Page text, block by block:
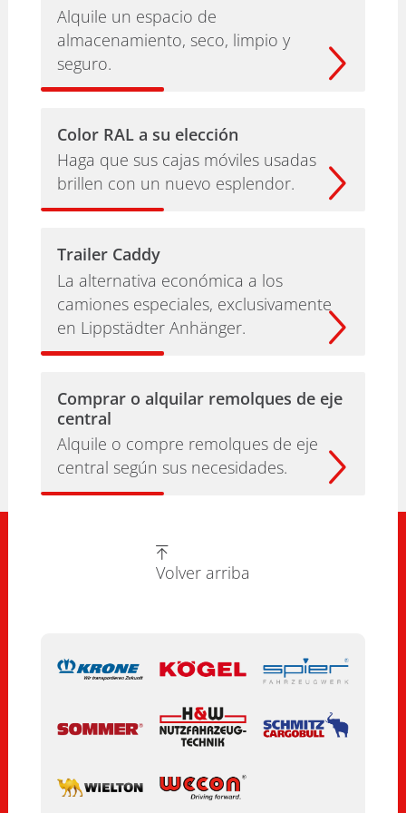
Alquile un espacio de
almacenamiento, seco, limpio y
seguro.
Color RAL a su elección
Haga que sus cajas móviles usadas
brillen con un nuevo esplendor.
Trailer Caddy
La alternativa económica a los
camiones especiales, exclusivamente
en Lippstädter Anhänger.
Comprar o alquilar remolques de eje
central
Alquile o compre remolques de eje
central según sus necesidades.
Volver arriba